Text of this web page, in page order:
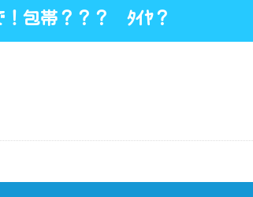
で！包帯？？？ ﾀｲﾔ